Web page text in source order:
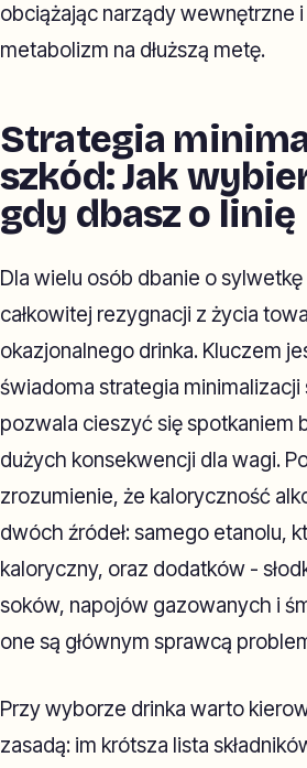
obciążając narządy wewnętrzne
metabolizm na dłuższą metę.
Strategia
szkód: Jak
gdy dbasz o linię
Dla wielu osób dbanie o
całkowitej rezygnacji z życia
okazjonalnego drinka. Kluczem
świadoma strategia minimalizacji
pozwala cieszyć się spotkaniem
dużych konsekwencji dla wagi.
zrozumienie, że kaloryczność
dwóch źródeł: samego etanolu,
kaloryczny, oraz dodatków -
soków, napojów gazowanych i
one są głównym sprawcą
Przy wyborze drinka warto
zasadą: im krótsza lista